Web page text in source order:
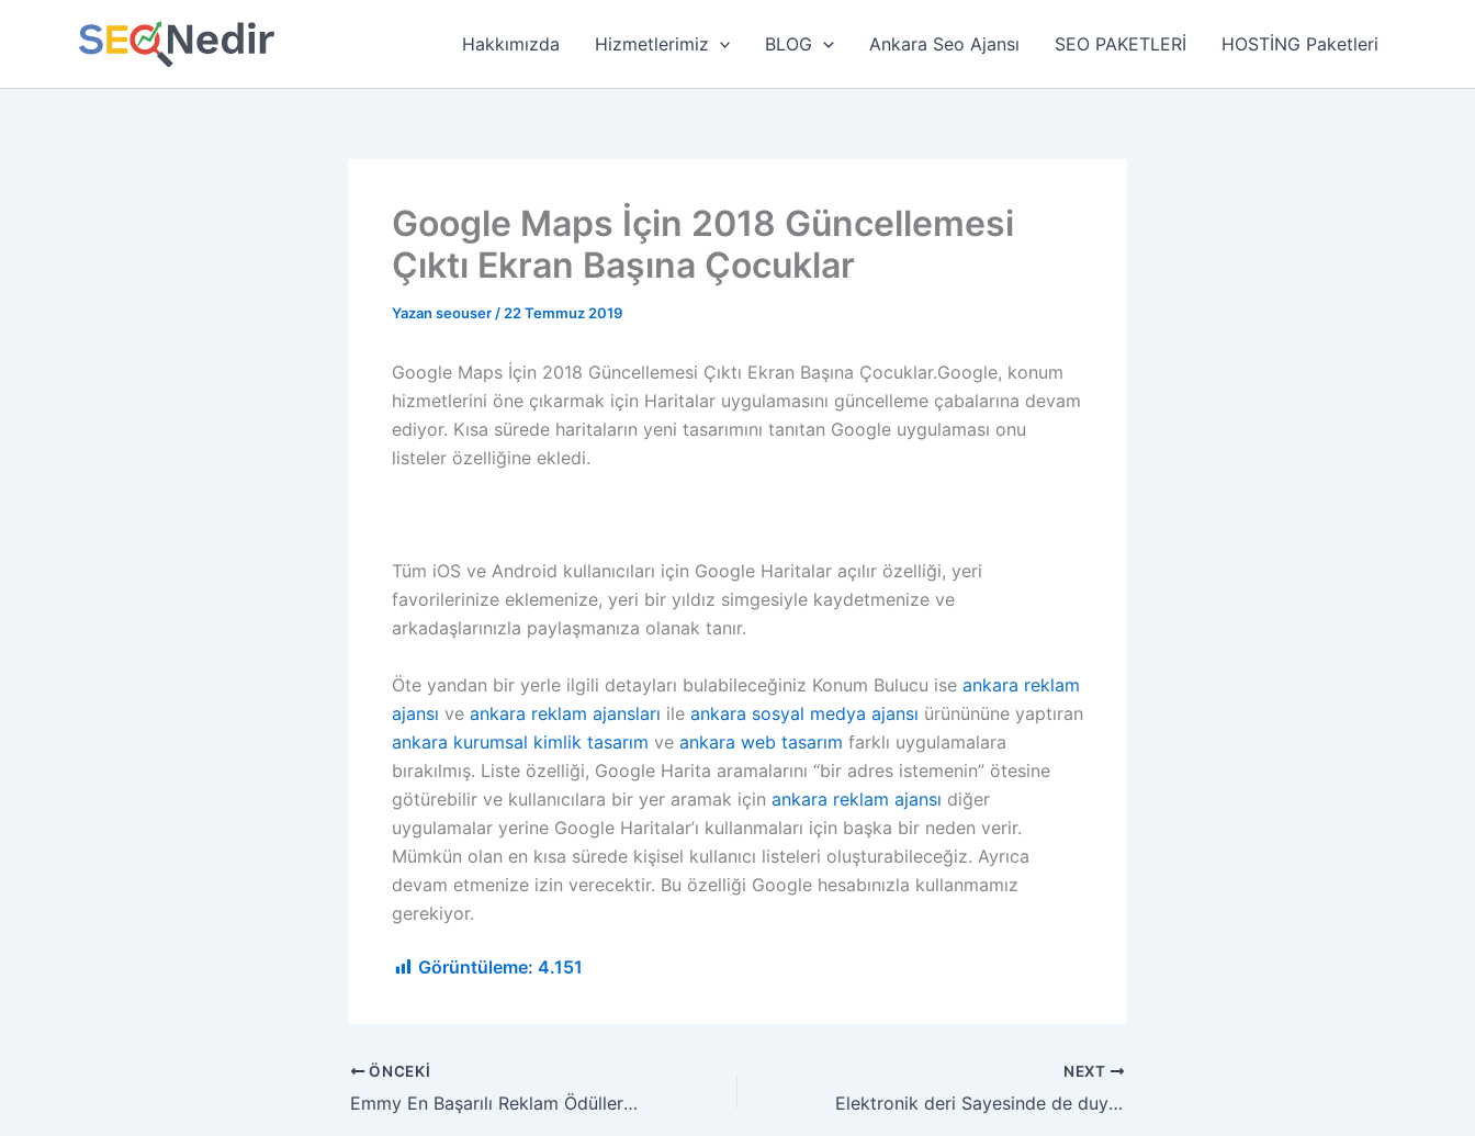
Hakkımızda Hizmetlerimiz BLOG Ankara Seo Ajansı SEO PAKETLERİ HOSTİNG Paketleri
Google Maps İçin 2018 Güncellemesi
Çıktı Ekran Başına Çocuklar
Yazan seouser / 22 Temmuz 2019
Google Maps İçin 2018 Güncellemesi Çıktı Ekran Başına Çocuklar.Google, konum
hizmetlerini öne çıkarmak için Haritalar uygulamasını güncelleme çabalarına devam
ediyor. Kısa sürede haritaların yeni tasarımını tanıtan Google uygulaması onu
listeler özelliğine ekledi.
Tüm iOS ve Android kullanıcıları için Google Haritalar açılır özelliği, yeri
favorilerinize eklemenize, yeri bir yıldız simgesiyle kaydetmenize ve
arkadaşlarınızla paylaşmanıza olanak tanır.
Öte yandan bir yerle ilgili detayları bulabileceğiniz Konum Bulucu ise ankara reklam
ajansı ve ankara reklam ajansları ile ankara sosyal medya ajansı ürünününe yaptıran
ankara kurumsal kimlik tasarım ve ankara web tasarım farklı uygulamalara
bırakılmış. Liste özelliği, Google Harita aramalarını “bir adres istemenin” ötesine
götürebilir ve kullanıcılara bir yer aramak için ankara reklam ajansı diğer
uygulamalar yerine Google Haritalar’ı kullanmaları için başka bir neden verir.
Mümkün olan en kısa sürede kişisel kullanıcı listeleri oluşturabileceğiz. Ayrıca
devam etmenize izin verecektir. Bu özelliği Google hesabınızla kullanmamız
gerekiyor.
Görüntüleme: 4.151
ÖNCEKI
Emmy En Başarılı Reklam Ödüllerinin 2016 Yılındaki En İyi Adayları Belli Oldu
NEXT
Elektronik deri Sayesinde de duygular canlanıyor.